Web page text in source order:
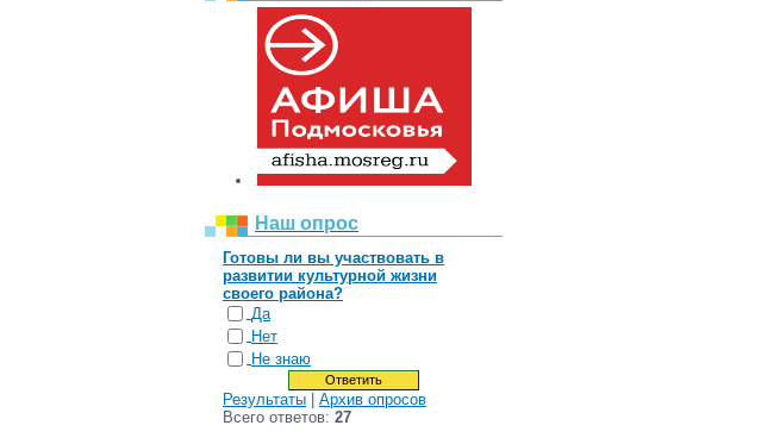
Наш опрос
Готовы ли вы участвовать в
развитии культурной жизни
своего района?
Да
Нет
Не знаю
Результаты
Архив опросов
Всего ответов: 27